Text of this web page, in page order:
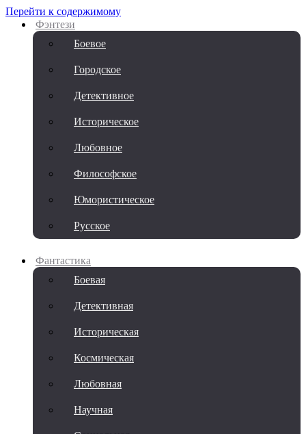
Перейти к содержимому
Фэнтези
Боевое
Городское
Детективное
Историческое
Любовное
Философское
Юмористическое
Русское
Фантастика
Боевая
Детективная
Историческая
Космическая
Любовная
Научная